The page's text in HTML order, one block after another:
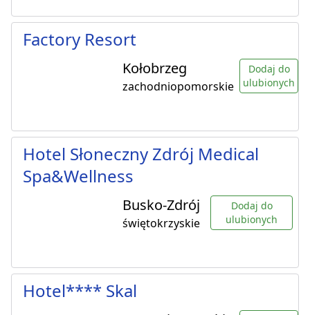
Factory Resort
Kołobrzeg
zachodniopomorskie
Dodaj do
ulubionych
Hotel Słoneczny Zdrój Medical
Spa&Wellness
Busko-Zdrój
świętokrzyskie
Dodaj do
ulubionych
Hotel**** Skal